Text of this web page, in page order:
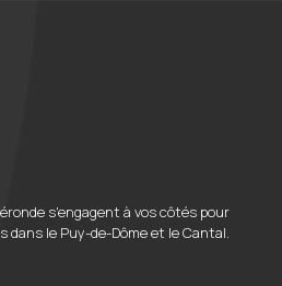
s'engagent à vos côtés pour
dans le Puy-de-Dôme et le Cantal.